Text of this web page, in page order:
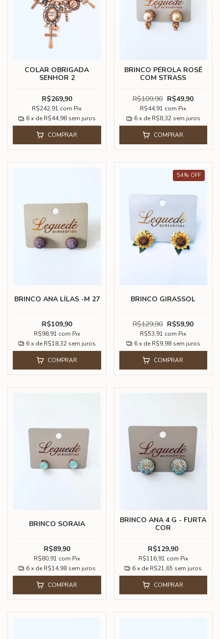
COLAR OBRIGADA
SENHOR 2
R$269,90
R$242,91 com Pix
6 x de R$44,98 sem juros
COMPRAR
BRINCO PÉROLA ROSÊ
COM STRASS
R$109,90 R$49,90
R$44,91 com Pix
6 x de R$8,32 sem juros
COMPRAR
BRINCO ANA LÍLAS -M 27
R$109,90
R$98,91 com Pix
6 x de R$18,32 sem juros
COMPRAR
54% OFF
BRINCO GIRASSOL
R$129,90 R$59,90
R$53,91 com Pix
6 x de R$9,98 sem juros
COMPRAR
BRINCO SORAIA
R$89,90
R$80,91 com Pix
6 x de R$14,98 sem juros
COMPRAR
BRINCO ANA 4 G - FURTA
COR
R$129,90
R$116,91 com Pix
6 x de R$21,65 sem juros
COMPRAR